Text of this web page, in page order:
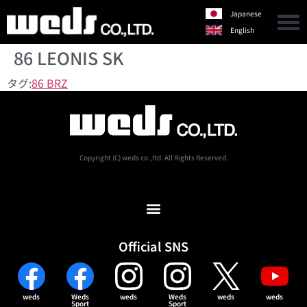
Japanese
English
86 LEONIS SK
タグ:86 BRZ
Copyright (C) weds co.,ltd. All Rights Reserved.
Official SNS
weds Weds
Sport
weds Weds
Sport
weds weds